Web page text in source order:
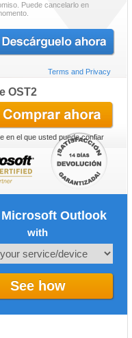
Puede cancelarlo en
Terms and Privacy
OST2
en el que usted puede confiar
Outlook
with
See how